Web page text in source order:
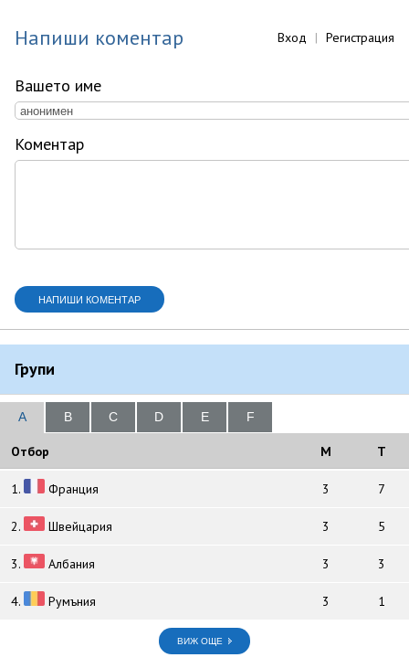
Напиши коментар Вход | Регистрация
Вашето име
Коментар
Групи
A B C D E F
Отбор M T
1. Франция 3 7
2. Швейцария 3 5
3. Албания 3 3
4. Румъния 3 1
ВИЖ ОЩЕ